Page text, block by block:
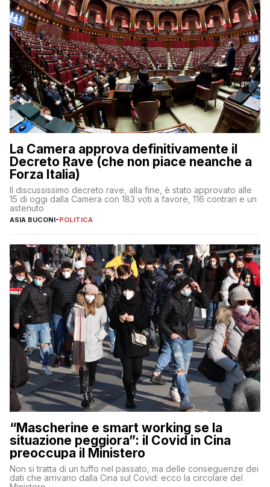
La Camera approva definitivamente il
Decreto Rave (che non piace neanche a
Forza Italia)
Il discussissimo decreto rave, alla fine, è stato approvato alle
15 di oggi dalla Camera con 183 voti a favore, 116 contrari e un
astenuto
ASIA BUCONI-POLITICA
“Mascherine e smart working se la
situazione peggiora”: il Covid in Cina
preoccupa il Ministero
Non si tratta di un tuffo nel passato, ma delle conseguenze dei
dati che arrivano dalla Cina sul Covid: ecco la circolare del